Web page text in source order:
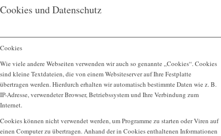
Cookies und Datenschutz
Cookies
Wie viele andere Webseiten verwenden wir auch so genannte „Cookies“. Cookies
sind kleine Textdateien, die von einem Websiteserver auf Ihre Festplatte
übertragen werden. Hierdurch erhalten wir automatisch bestimmte Daten wie z. B.
IP-Adresse, verwendeter Browser, Betriebssystem und Ihre Verbindung zum
Internet.
Cookies können nicht verwendet werden, um Programme zu starten oder Viren auf
einen Computer zu übertragen. Anhand der in Cookies enthaltenen Informationen